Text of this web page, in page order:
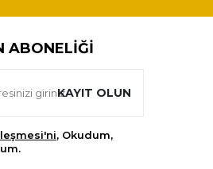
ABONELIĞI
KAYIT OLUN
, Okudum,